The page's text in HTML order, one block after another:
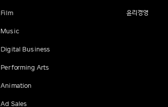
Film
Music
Digital Business
Performing Arts
Animation
Ad Sales
윤리경영